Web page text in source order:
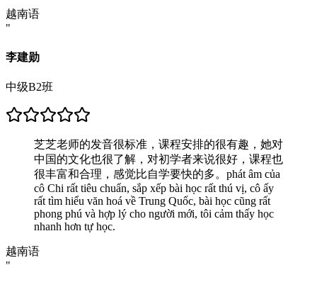
越南语
"
李建勋
中级B2班
芝芝老师的发音很标准，课程安排的很有趣，她对
中国的文化也很了解，对初学者来说很好，课程也
很丰富和合理，感觉比自学要快的多。phát âm của
cô Chi rất tiêu chuẩn, sắp xếp bài học rất thú vị, cô ấy
rất tìm hiểu văn hoá về Trung Quốc, bài học cũng rất
phong phú và hợp lý cho người mới, tôi cảm thấy học
nhanh hơn tự học.
越南语
"